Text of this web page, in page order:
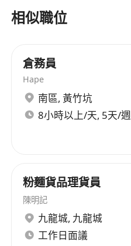
of mutual success.
相似職位
倉務員
Hape
南區, 黃竹坑
8小時以上/天, 5天/週
粉麵貨品理貨員
陳明記
九龍城, 九龍城
工作日面議